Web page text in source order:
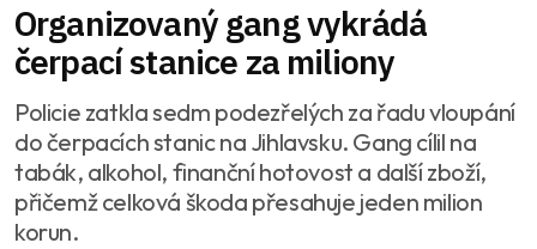
Organizovaný gang vykrádá
čerpací stanice za miliony
Policie zatkla sedm podezřelých za řadu vloupání
do čerpacích stanic na Jihlavsku. Gang cílil na
tabák, alkohol, finanční hotovost a další zboží,
přičemž celková škoda přesahuje jeden milion
korun.